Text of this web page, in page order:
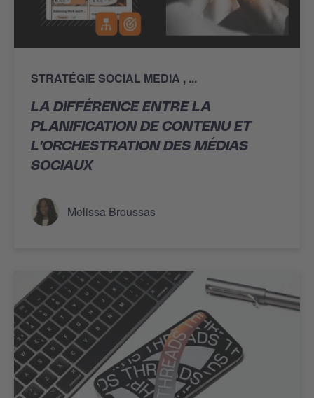
STRATÉGIE SOCIAL MEDIA ...
LA DIFFÉRENCE ENTRE LA
PLANIFICATION DE CONTENU ET
L'ORCHESTRATION DES MÉDIAS
SOCIAUX
Melissa Broussas